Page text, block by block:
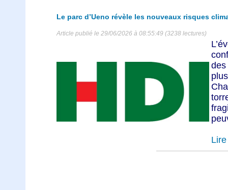
Le parc d’Ueno révèle les nouveaux risques
Article publié le 29/06/2026 à 08:55:49 (3238 lectures)